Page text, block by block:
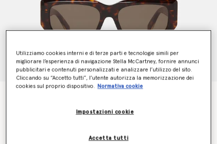
Avana lucido e oro
Utilizziamo cookies interni e di terze parti e tecnologie simili per
migliorare l’esperienza di navigazione Stella McCartney, fornire annunci
pubblicitari e contenuti personalizzati e analizzare l’utilizzo del sito.
Cliccando su “Accetto tutti”, l’utente autorizza la memorizzazione dei
cookies sul proprio dispositivo.
Normativa cookie
Impostazioni cookie
Accetta tutti